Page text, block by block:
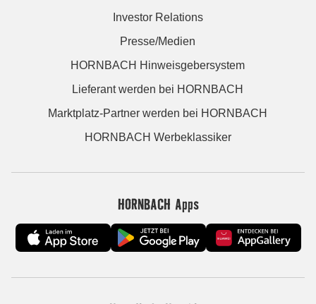
Investor Relations
Presse/Medien
HORNBACH Hinweisgebersystem
Lieferant werden bei HORNBACH
Marktplatz-Partner werden bei HORNBACH
HORNBACH Werbeklassiker
HORNBACH Apps